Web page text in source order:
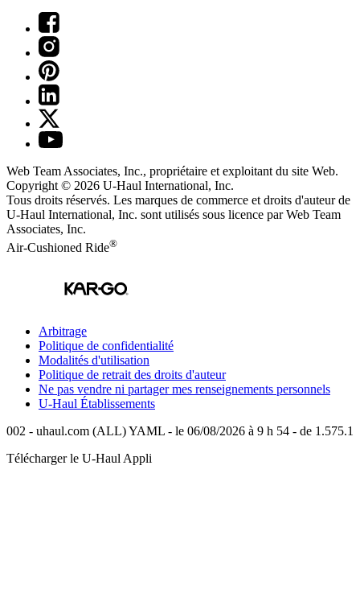
Web Team Associates, Inc., propriétaire et exploitant du site Web.
Copyright © 2026 U-Haul International, Inc.
Tous droits réservés. Les marques de commerce et droits d'auteur de
U-Haul International, Inc. sont utilisés sous licence par Web Team
Associates, Inc.
Air-Cushioned Ride®
Arbitrage
Politique de confidentialité
Modalités d'utilisation
Politique de retrait des droits d'auteur
Ne pas vendre ni partager mes renseignements personnels
U-Haul Établissements
002 - uhaul.com (ALL) YAML - le 06/08/2026 à 9 h 54 - de 1.575.1
Télécharger le U-Haul Appli